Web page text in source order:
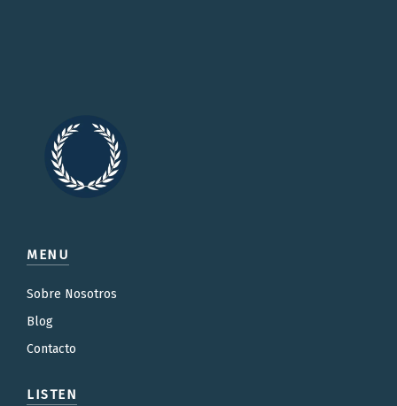
MENU
Sobre Nosotros
Blog
Contacto
LISTEN